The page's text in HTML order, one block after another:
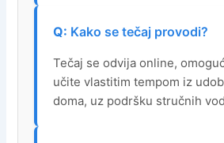
Kako se tečaj provodi?
Tečaj se odvija online,
učite vlastitim tempom iz
doma, uz podršku stručnih